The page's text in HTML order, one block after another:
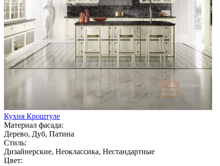
Кухня Кроштуле
Материал фасада:
Дерево, Дуб, Патина
Стиль:
Дизайнерские, Неоклассика, Нестандартные
Цвет: